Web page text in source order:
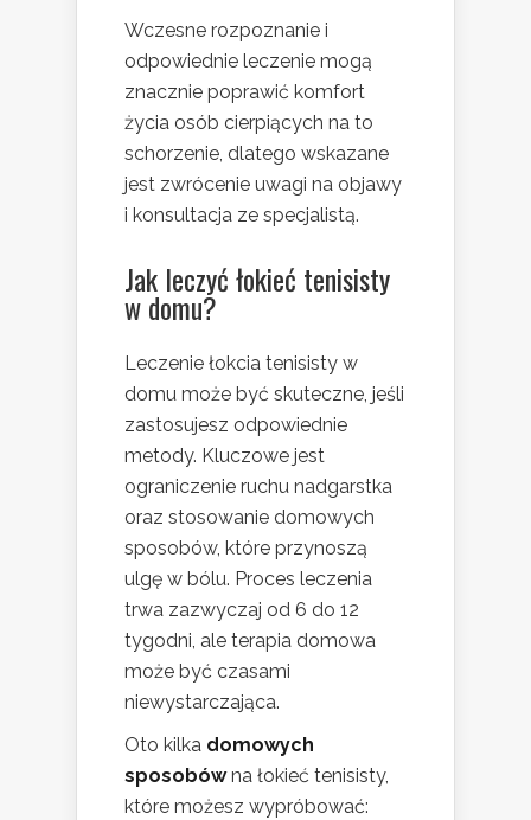
Wczesne rozpoznanie i
odpowiednie leczenie mogą
znacznie poprawić komfort
życia osób cierpiących na to
schorzenie, dlatego wskazane
jest zwrócenie uwagi na objawy
i konsultacja ze specjalistą.
Jak leczyć łokieć tenisisty
w domu?
Leczenie łokcia tenisisty w
domu może być skuteczne, jeśli
zastosujesz odpowiednie
metody. Kluczowe jest
ograniczenie ruchu nadgarstka
oraz stosowanie domowych
sposobów, które przynoszą
ulgę w bólu. Proces leczenia
trwa zazwyczaj od 6 do 12
tygodni, ale terapia domowa
może być czasami
niewystarczająca.
Oto kilka domowych
sposobówna łokieć tenisisty,
które możesz wypróbować: